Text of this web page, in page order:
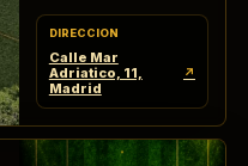
futbol 7 de cesped
artificial de ultima
generacion.
DIRECCION
Calle Mar
Adriatico, 11,
Madrid
↗